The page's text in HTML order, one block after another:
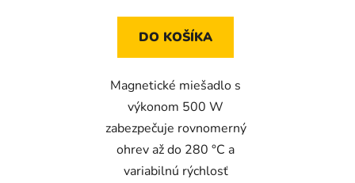
DO KOŠÍKA
Magnetické miešadlo s
výkonom 500 W
zabezpečuje rovnomerný
ohrev až do 280 °C a
variabilnú rýchlosť